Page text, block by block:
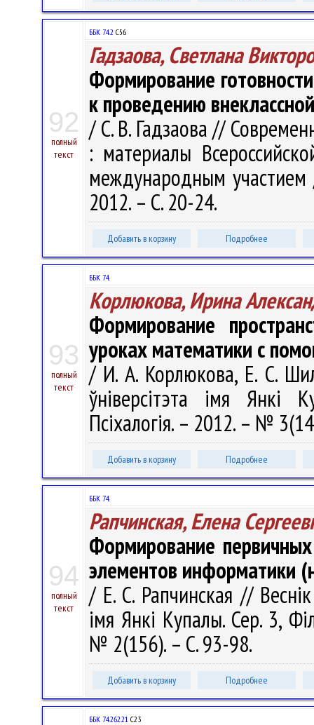
92
полный
текст
ББК 74.2 С56
Гадзаова, Светлана
Формирование
к проведению
/ С. В. Гадзаова //
: материалы
международным
2012. – С. 20-24.
Добавить в корзину Подробнее
93
полный
текст
ББК 74.
Корлюкова, Ирина
Формирование
уроках математики с
/ И. А. Корлюкова, Е. С.
ўніверсітэта імя Янкі
Псіхалогія. – 2012. – №
Добавить в корзину Подробнее
94
полный
текст
ББК 74.
Рапчинская, Елена
Формирование
элементов информатики
/ Е. С. Рапчинская // Веснік
імя Янкі Купалы. Сер. 3,
№ 2(156). – С. 93-98.
Добавить в корзину Подробнее
ББК 74.262.21 С23